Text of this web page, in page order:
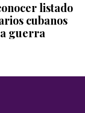
listado
cubanos
guerra